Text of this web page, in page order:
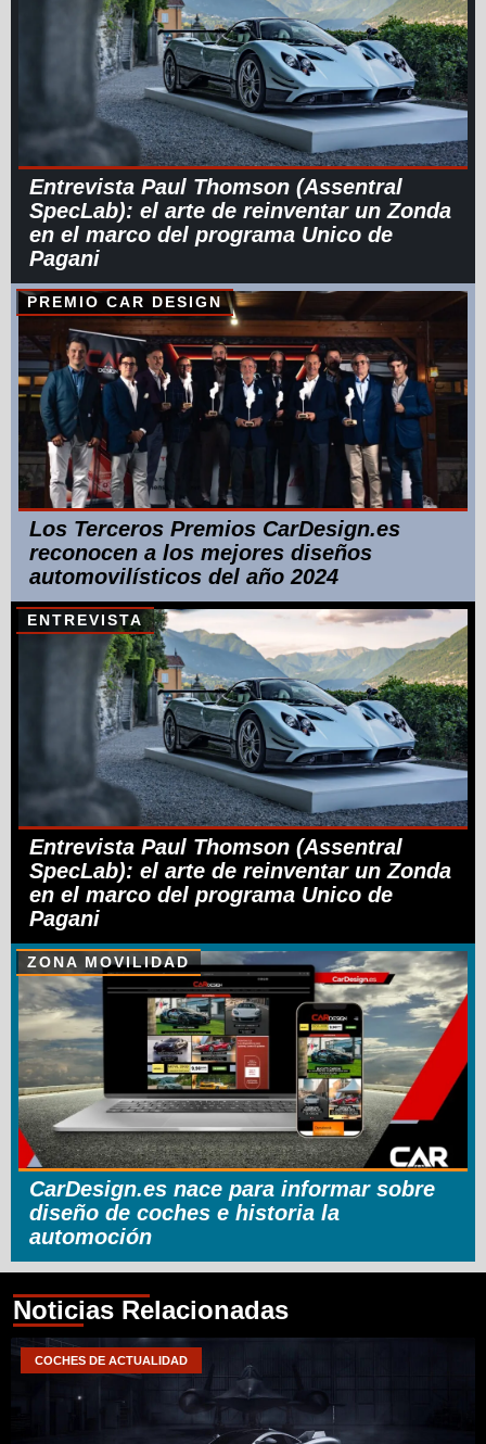
Entrevista Paul Thomson (Assentral
SpecLab): el arte de reinventar un Zonda
en el marco del programa Unico de
Pagani
PREMIO CAR DESIGN
Los Terceros Premios CarDesign.es
reconocen a los mejores diseños
automovilísticos del año 2024
ENTREVISTA
Entrevista Paul Thomson (Assentral
SpecLab): el arte de reinventar un Zonda
en el marco del programa Unico de
Pagani
ZONA MOVILIDAD
CarDesign.es nace para informar sobre
diseño de coches e historia la
automoción
Noticias Relacionadas
COCHES DE ACTUALIDAD